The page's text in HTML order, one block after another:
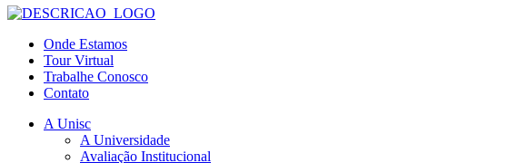
Onde Estamos
Tour Virtual
Trabalhe Conosco
Contato
A Unisc
A Universidade
Avaliação Institucional